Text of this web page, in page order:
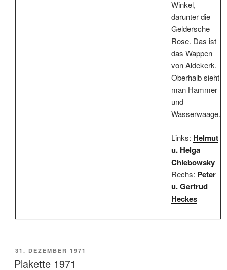
Winkel,
darunter die
Geldersche
Rose. Das ist
das Wappen
von Aldekerk.
Oberhalb sieht
man Hammer
und
Wasserwaage.
Links: Helmut
u. Helga
Chlebowsky
Rechs: Peter
u. Gertrud
Heckes
VERÖFFENTLICHT
AM
31. DEZEMBER 1971
Plakette 1971